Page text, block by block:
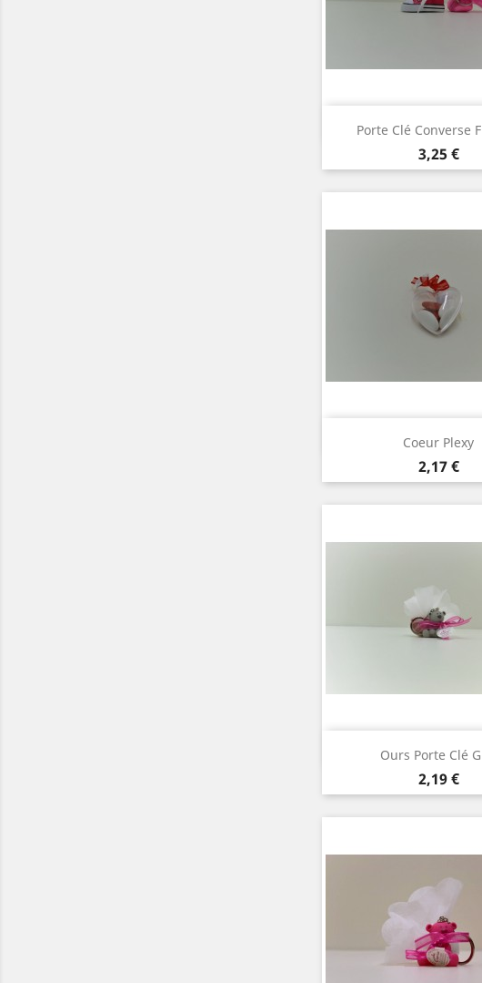
Porte Clé Converse
Prix
3,25 €
Aperçu
Coeur Plexy
Prix
2,17 €
Aperçu
Ours Porte Clé
Prix
2,19 €
Aperçu